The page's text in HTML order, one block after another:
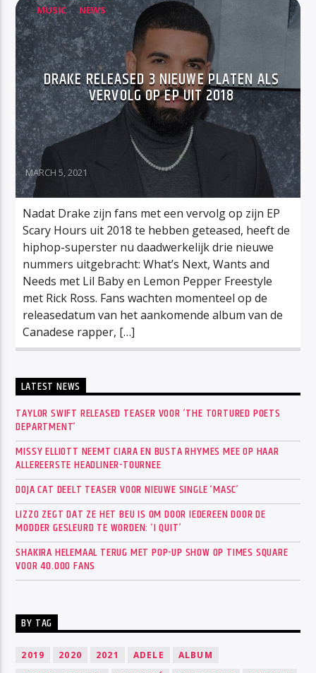
MUSIC NEWS
DRAKE RELEASED 3 NIEUWE PLATEN ALS
VERVOLG OP EP UIT 2018
MARCH 5, 2021
Nadat Drake zijn fans met een vervolg op zijn EP
Scary Hours uit 2018 te hebben geteased, heeft de
hiphop-superster nu daadwerkelijk drie nieuwe
nummers uitgebracht: What’s Next, Wants and
Needs met Lil Baby en Lemon Pepper Freestyle
met Rick Ross. Fans wachten momenteel op de
releasedatum van het aankomende album van de
Canadese rapper, […]
LATEST NEWS
TAYLOR SWIFT RELEASED TEASER VOOR ‘THE TORTURED POETS
DEPARTMENT’
MISSY ELLIOTT NEEMT CIARA EN BUSTA RHYMES MEE OP HAAR
ALLEREERSTE HEADLINER-TOURNEE
DOJA CAT DEELT TEASER VOOR NIEUWE SINGLE ‘MASC’
LIZZO ZEGT DAT ZE HET BEU IS OM DOOR IEDEREEN DOOR DE
MODDER GESLEURD TE WORDEN: ‘I QUIT’
SHAKIRA HELEMAAL TERUG MET POP-UP SHOW OP TIMES SQUARE
VOOR 40.000 FANS
BY TAG
2019 2020 2021 ADELE
ALBUM